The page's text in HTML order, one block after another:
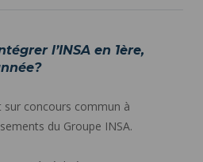
l’INSA en 1ère,
concours commun à
du Groupe INSA.